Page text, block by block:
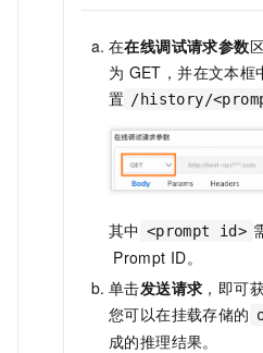
在在线调试请求参数
为 GET，并在文本框
置 /history/
其中 <prompt id>
Prompt ID。
单击发送请求 ，即可
您可以在挂载存储的
成的推理结果。